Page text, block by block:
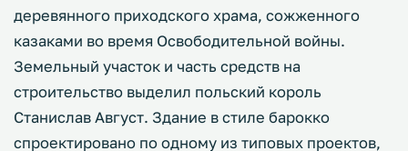
деревянного приходского храма, сожженного
казаками во время Освободительной войны.
Земельный участок и часть средств на
строительство выделил польский король
Станислав Август. Здание в стиле барокко
спроектировано по одному из типовых проектов,